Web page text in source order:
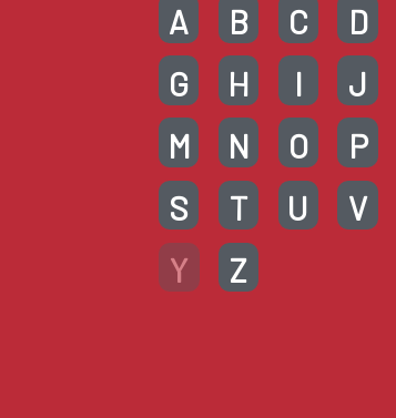
A B C D
G
H I J
M
N O P
S
T U V
Y
Z